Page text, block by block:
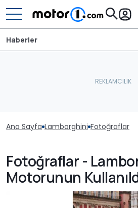
Haberler
Ana Sayfa Lamborghini Fotoğraflar
Fotoğraflar -
Motorunun